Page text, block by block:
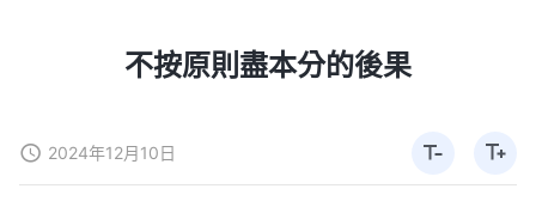
不按原則盡本分的後果
2024年12月10日